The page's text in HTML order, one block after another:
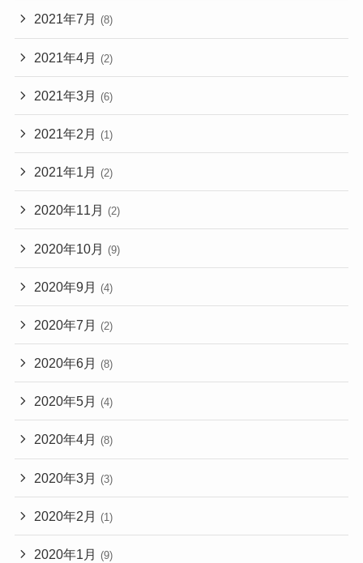
2021年7月 (8)
2021年4月 (2)
2021年3月 (6)
2021年2月 (1)
2021年1月 (2)
2020年11月 (2)
2020年10月 (9)
2020年9月 (4)
2020年7月 (2)
2020年6月 (8)
2020年5月 (4)
2020年4月 (8)
2020年3月 (3)
2020年2月 (1)
2020年1月 (9)